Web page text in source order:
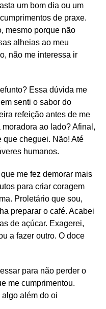
um bom dia ou um
de praxe.
mesmo porque não
alheias ao meu
não me interessa ir
Essa dúvida me
senti o sabor do
refeição antes de me
ao lado? Afinal,
que cheguei. Não! Até
humanos.
me fez demorar mais
para criar coragem
Proletário que sou,
preparar o café. Acabei
de açúcar. Exagerei,
a fazer outro. O doce
para não perder o
me cumprimentou.
além do oi